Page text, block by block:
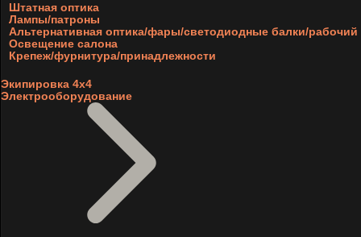
Штатная оптика
Лампы/патроны
Альтернативная оптика/фары/светодиодные балки/рабочий
Освещение салона
Крепеж/фурнитура/принадлежности
Экипировка 4х4
Электрооборудование